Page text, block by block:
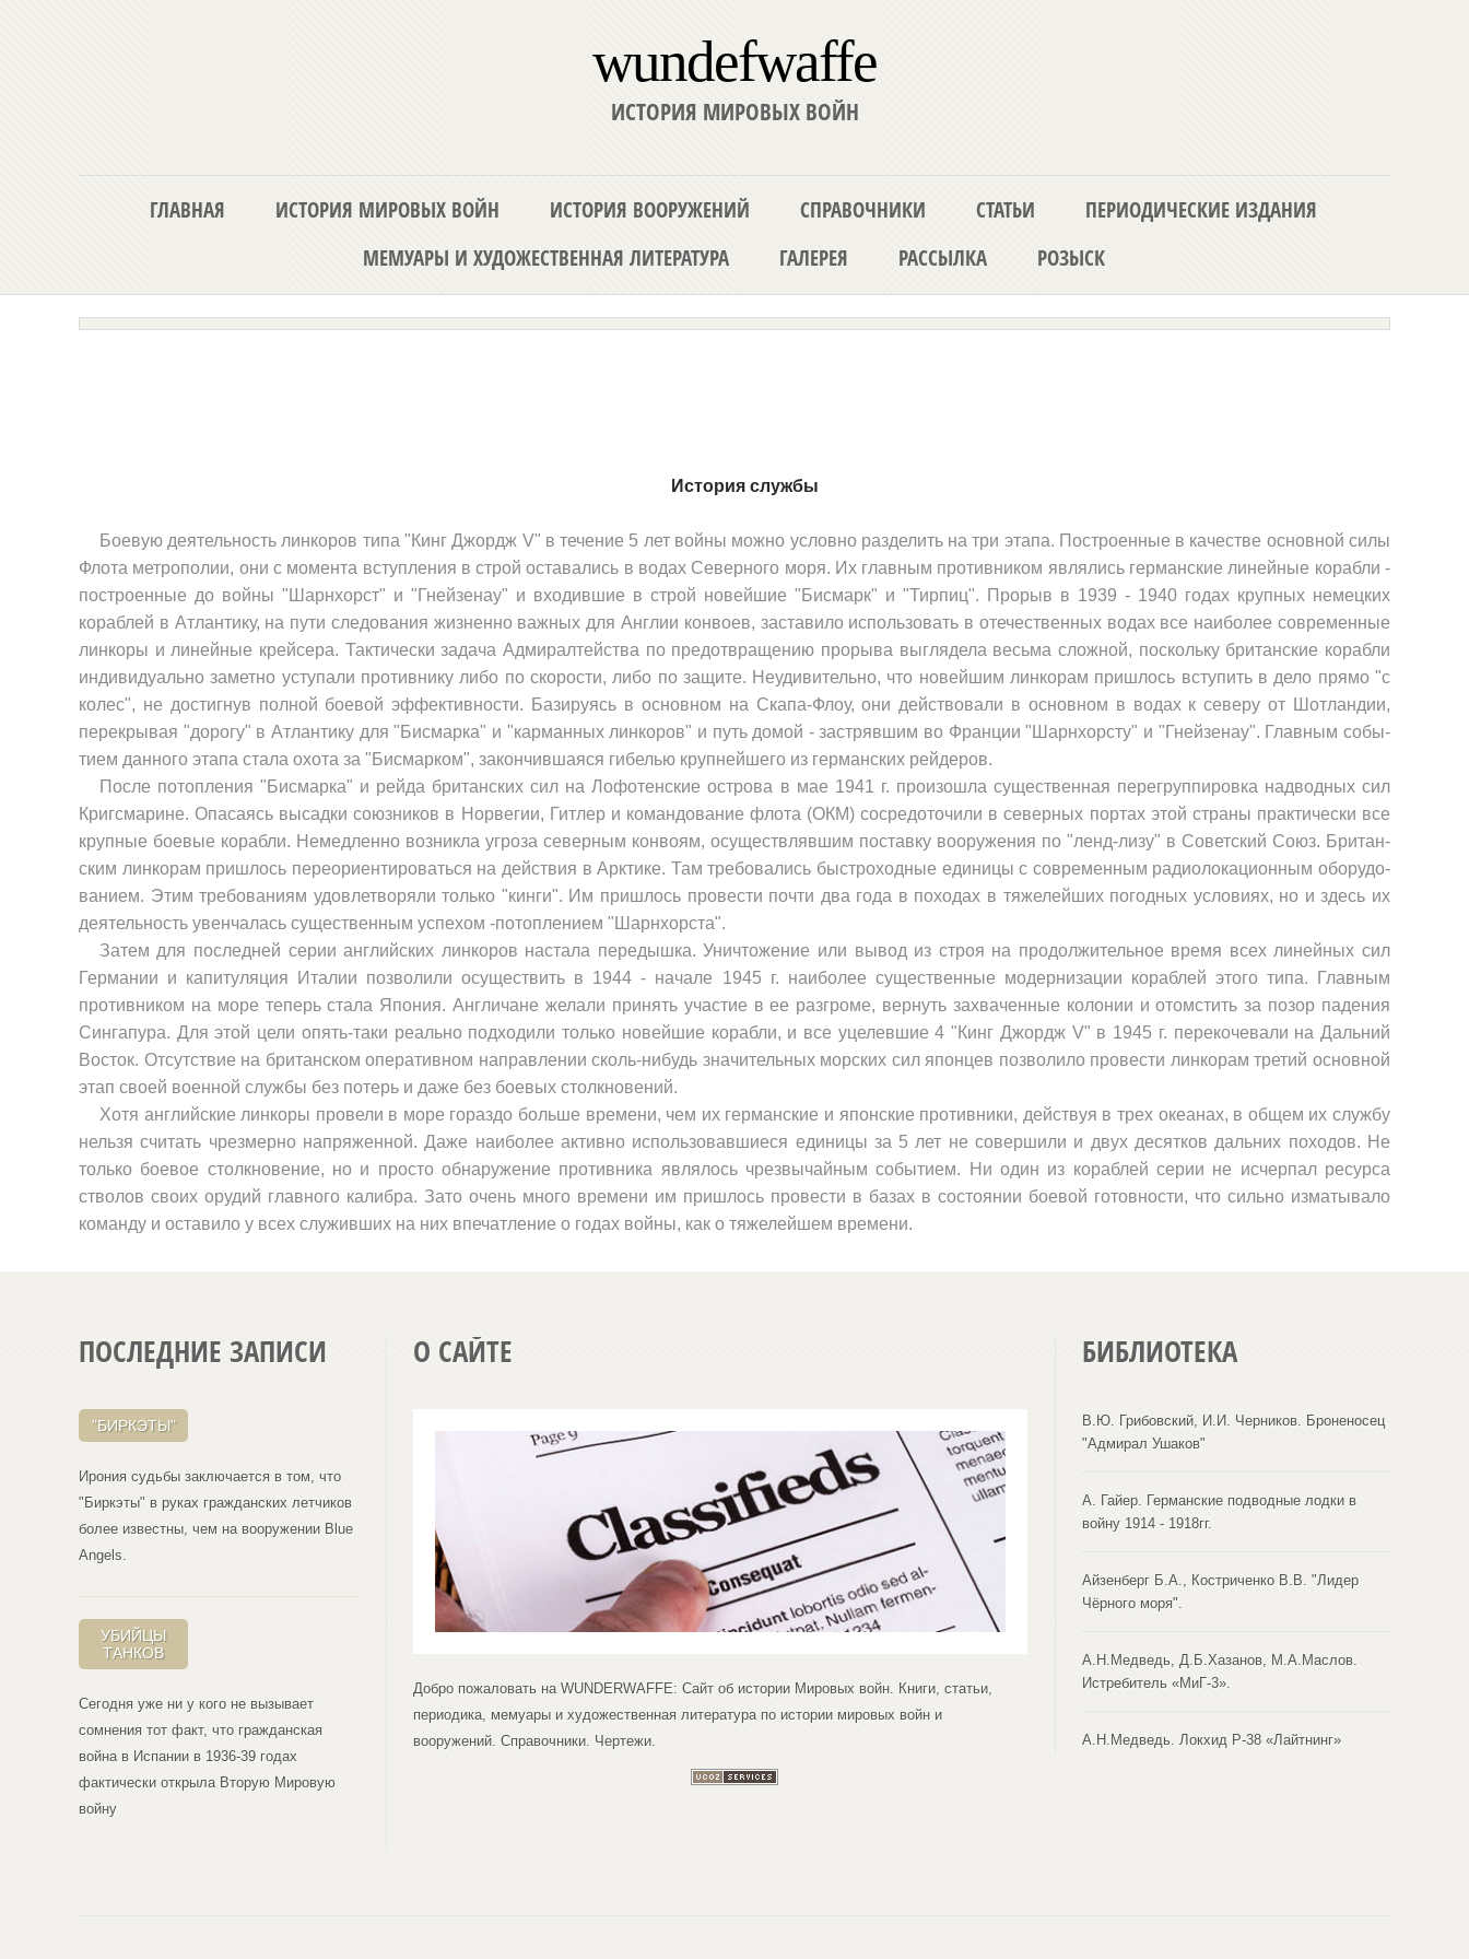
wundefwaffe
ИСТОРИЯ МИРОВЫХ ВОЙН
ГЛАВНАЯ ИСТОРИЯ МИРОВЫХ ВОЙН ИСТОРИЯ ВООРУЖЕНИЙ СПРАВОЧНИКИ СТАТЬИ
ПЕРИОДИЧЕСКИЕ ИЗДАНИЯ
МЕМУАРЫ И ХУДОЖЕСТВЕННАЯ ЛИТЕРАТУРА
ГАЛЕРЕЯ РАССЫЛКА РОЗЫСК
История службы
Боевую деятельность линкоров типа "Кинг Джордж V" в течение 5 лет войны можно условно раз­делить на три этапа. Построенные в качестве основ­ной силы
Флота метрополии, они с момента вступле­ния в строй оставались в водах Северного моря. Их главным противником являлись германские линейные корабли -
построенные до войны "Шарнхорст" и "Гнейзенау" и входившие в строй новейшие "Бисмарк" и "Тирпиц". Прорыв в 1939 - 1940 годах крупных не­мецких
кораблей в Атлантику, на пути следования жизненно важных для Англии конвоев, заставило ис­пользовать в отечественных водах все наиболее со­временные
линкоры и линейные крейсера. Тактически задача Адмиралтейства по предотвращению прорыва выглядела весьма сложной, поскольку британские корабли
индивидуально заметно уступали противнику либо по скорости, либо по защите. Неудивительно, что новейшим линкорам пришлось вступить в дело прямо "с
колес", не достигнув полной боевой эффективно­сти. Базируясь в основном на Скапа-Флоу, они дейст­вовали в основном в водах к северу от Шотландии,
перекрывая "дорогу" в Атлантику для "Бисмарка" и "карманных линкоров" и путь домой - застрявшим во Франции "Шарнхорсту" и "Гнейзенау". Главным собы­
тием данного этапа стала охота за "Бисмарком", за­кончившаяся гибелью крупнейшего из германских рейдеров.
После потопления "Бисмарка" и рейда британ­ских сил на Лофотенские острова в мае 1941 г. про­изошла существенная перегруппировка надводных сил
Кригсмарине. Опасаясь высадки союзников в Норве­гии, Гитлер и командование флота (ОКМ) сосредото­чили в северных портах этой страны практически все
крупные боевые корабли. Немедленно возникла угро­за северным конвоям, осуществлявшим поставку воо­ружения по "ленд-лизу" в Советский Союз. Британ­
ским линкорам пришлось переориентироваться на действия в Арктике. Там требовались быстроходные единицы с современным радиолокационным оборудо­
ванием. Этим требованиям удовлетворяли только "кинги". Им пришлось провести почти два года в похо­дах в тяжелейших погодных условиях, но и здесь их
деятельность увенчалась существенным успехом -потоплением "Шарнхорста".
Затем для последней серии английских линкоров настала передышка. Уничтожение или вывод из строя на продолжительное время всех линейных сил
Герма­нии и капитуляция Италии позволили осуществить в 1944 - начале 1945 г. наиболее существенные модер­низации кораблей этого типа. Главным
противником на море теперь стала Япония. Англичане желали при­нять участие в ее разгроме, вернуть захваченные ко­лонии и отомстить за позор падения
Сингапура. Для этой цели опять-таки реально подходили только но­вейшие корабли, и все уцелевшие 4 "Кинг Джордж V" в 1945 г. перекочевали на Дальний
Восток. Отсутствие на британском оперативном направлении сколь-нибудь значительных морских сил японцев позволило провести линкорам третий основной
этап своей воен­ной службы без потерь и даже без боевых столкнове­ний.
Хотя английские линкоры провели в море гораз­до больше времени, чем их германские и японские противники, действуя в трех океанах, в общем их службу
нельзя считать чрезмерно напряженной. Даже наиболее активно использовавшиеся единицы за 5 лет не совершили и двух десятков дальних походов. Не
только боевое столкновение, но и просто обнаруже­ние противника являлось чрезвычайным событием. Ни один из кораблей серии не исчерпал ресурса
стволов своих орудий главного калибра. Зато очень много времени им пришлось провести в базах в состоянии боевой готовности, что сильно изматывало
команду и оставило у всех служивших на них впечатление о го­дах войны, как о тяжелейшем времени.
ПОСЛЕДНИЕ ЗАПИСИ
"БИРКЭТЫ"
Ирония судьбы заключается в том, что
"Биркэты" в руках гражданских летчиков
более известны, чем на вооружении Blue
Angеls.
УБИЙЦЫ
ТАНКОВ
Сегодня уже ни у кого не вызывает
сомнения тот факт, что гражданская
война в Испании в 1936-39 годах
фактически открыла Вторую Мировую
войну
О САЙТЕ
Добро пожаловать на WUNDERWAFFE: Сайт об истории Мировых войн. Книги, статьи,
периодика, мемуары и художественная литература по истории мировых войн и
вооружений. Справочники. Чертежи.
БИБЛИОТЕКА
В.Ю. Грибовский, И.И. Черников. Броненосец
"Адмирал Ушаков"
А. Гайер. Германские подводные лодки в
войну 1914 - 1918гг.
Айзенберг Б.А., Костриченко В.В. "Лидер
Чёрного моря".
А.Н.Медведь, Д.Б.Хазанов, М.А.Маслов.
Истребитель «МиГ-3».
А.Н.Медведь. Локхид Р-38 «Лайтнинг»